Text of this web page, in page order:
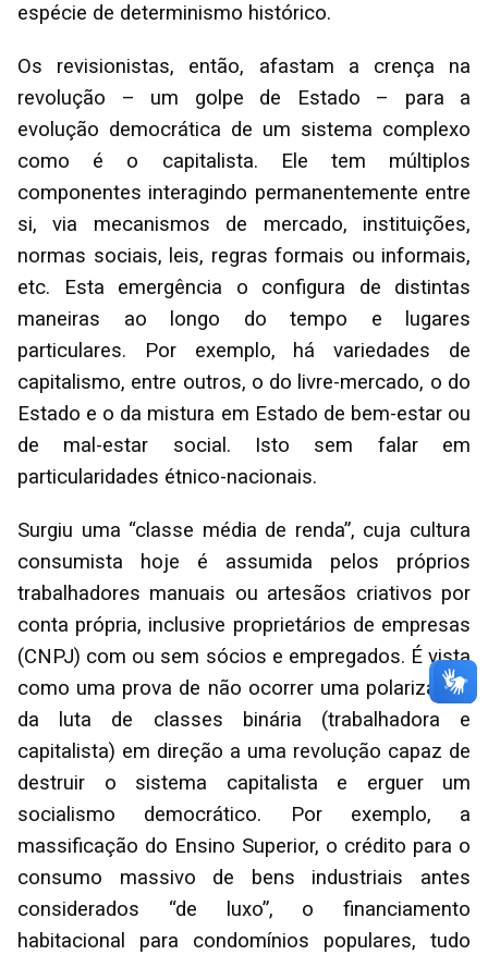
espécie de determinismo histórico.
Os revisionistas, então, afastam a crença na
revolução – um golpe de Estado – para a
evolução democrática de um sistema complexo
como é o capitalista. Ele tem múltiplos
componentes interagindo permanentemente entre
si, via mecanismos de mercado, instituições,
normas sociais, leis, regras formais ou informais,
etc. Esta emergência o configura de distintas
maneiras ao longo do tempo e lugares
particulares. Por exemplo, há variedades de
capitalismo, entre outros, o do livre-mercado, o do
Estado e o da mistura em Estado de bem-estar ou
de mal-estar social. Isto sem falar em
particularidades étnico-nacionais.
Surgiu uma “classe média de renda”, cuja cultura
consumista hoje é assumida pelos próprios
trabalhadores manuais ou artesãos criativos por
conta própria, inclusive proprietários de empresas
(CNPJ) com ou sem sócios e empregados. É vista
como uma prova de não ocorrer uma polarização
da luta de classes binária (trabalhadora e
capitalista) em direção a uma revolução capaz de
destruir o sistema capitalista e erguer um
socialismo democrático. Por exemplo, a
massificação do Ensino Superior, o crédito para o
consumo massivo de bens industriais antes
considerados “de luxo”, o financiamento
habitacional para condomínios populares, tudo